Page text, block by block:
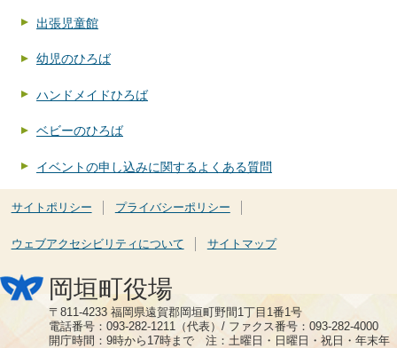
出張児童館
幼児のひろば
ハンドメイドひろば
ベビーのひろば
イベントの申し込みに関するよくある質問
サイトポリシー プライバシーポリシー
ウェブアクセシビリティについて サイトマップ
岡垣町役場
〒811-4233 福岡県遠賀郡岡垣町野間1丁目1番1号
電話番号：093-282-1211（代表）/ ファクス番号：093-282-4000
開庁時間：9時から17時まで 注：土曜日・日曜日・祝日・年末年